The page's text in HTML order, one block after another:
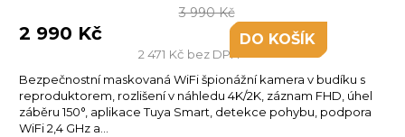
2 471 Kč bez DPH
2 990 Kč
3 990 Kč
DO KOŠÍKU
Bezpečnostní maskovaná WiFi špionážní kamera v budíku s
reproduktorem, rozlišení v náhledu 4K/2K, záznam FHD, úhel
záběru 150°, aplikace Tuya Smart, detekce pohybu, podpora
WiFi 2,4 GHz a...